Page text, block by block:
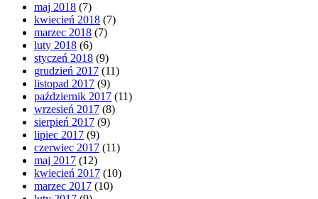
maj 2018 (7)
kwiecień 2018 (7)
marzec 2018 (7)
luty 2018 (6)
styczeń 2018 (9)
grudzień 2017 (11)
listopad 2017 (9)
październik 2017 (11)
wrzesień 2017 (8)
sierpień 2017 (9)
lipiec 2017 (9)
czerwiec 2017 (11)
maj 2017 (12)
kwiecień 2017 (10)
marzec 2017 (10)